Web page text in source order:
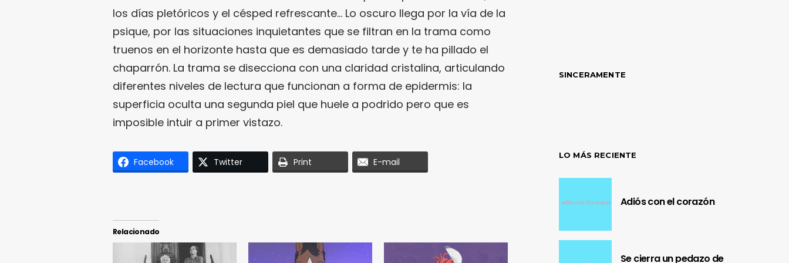
los días pletóricos y el césped refrescante… Lo oscuro llega por la vía de la
psique, por las situaciones inquietantes que se filtran en la trama como
truenos en el horizonte hasta que es demasiado tarde y te ha pillado el
chaparrón. La trama se disecciona con una claridad cristalina, articulando
diferentes niveles de lectura que funcionan a forma de epidermis: la
superficia oculta una segunda piel que huele a podrido pero que es
imposible intuir a primer vistazo.
Facebook Twitter Print E-mail
Relacionado
SINCERAMENTE
LO MÁS RECIENTE
Adiós con el corazón
Se cierra un pedazo de